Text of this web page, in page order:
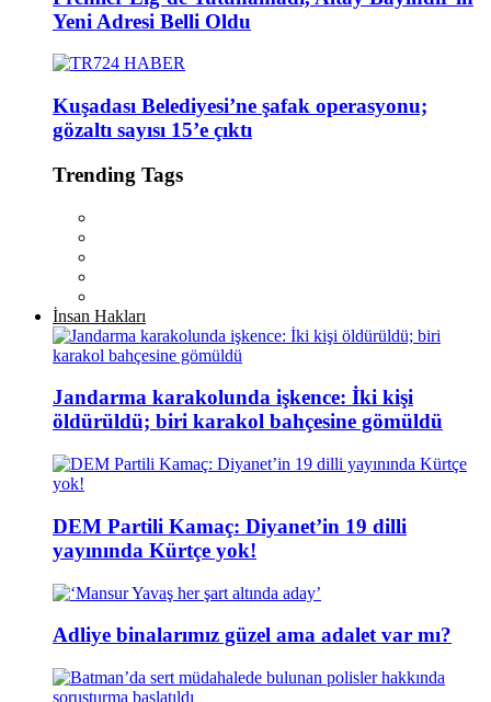
Yeni Adresi Belli Oldu
Kuşadası Belediyesi’ne şafak operasyonu;
gözaltı sayısı 15’e çıktı
Trending Tags
İnsan Hakları
Jandarma karakolunda işkence: İki kişi
öldürüldü; biri karakol bahçesine gömüldü
DEM Partili Kamaç: Diyanet’in 19 dilli
yayınında Kürtçe yok!
Adliye binalarımız güzel ama adalet var mı?